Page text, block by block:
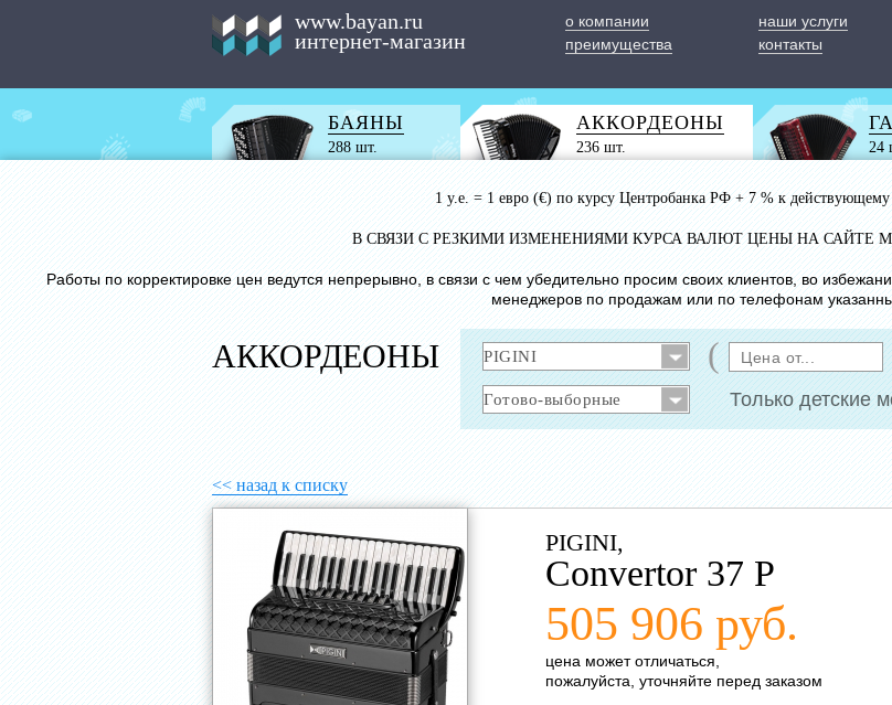
www.bayan.ru
интернет-магазин
о компании
наши услуги
преимущества
контакты
БАЯНЫ
288 шт.
АККОРДЕОНЫ
236 шт. 24
1 у.е. = 1 евро (€) по курсу Центробанка РФ + 7 % к
В СВЯЗИ С РЕЗКИМИ ИЗМЕНЕНИЯМИ КУРСА ВАЛЮТ ЦЕНЫ НА САЙТЕ
Работы по корректировке цен ведутся непрерывно, в связи с чем убедительно просим своих клиентов, во
менеджеров по продажам или по телефонам
АККОРДЕОНЫ (
Только детские
<< назад к списку
PIGINI,
Convertor 37 P
505 906 руб.
цена может отличаться,
пожалуйста, уточняйте перед заказом